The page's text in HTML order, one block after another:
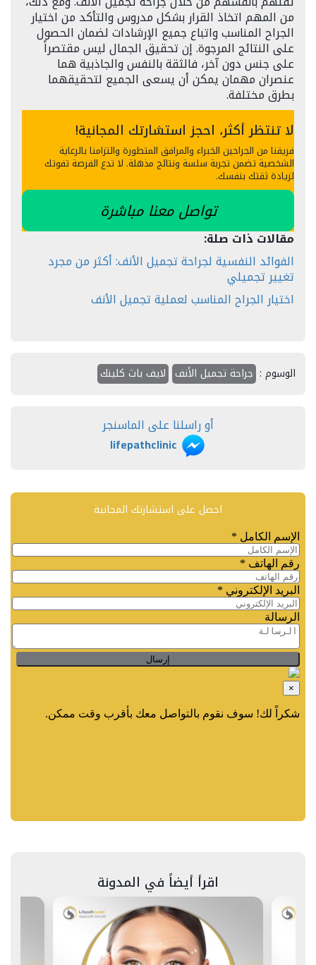
من المهم اتخاذ القرار بشكل مدروس والتأكد من اختيار
الجراح المناسب واتباع جميع الإرشادات لضمان الحصول
على النتائج المرجوة. إن تحقيق الجمال ليس مقتصراً
على جنس دون آخر، فالثقة بالنفس والجاذبية هما
عنصران مهمان يمكن أن يسعى الجميع لتحقيقهما
بطرق مختلفة.
لا تنتظر أكثر، احجز استشارتك المجانية!
فريقنا من الجراحين الخبراء والمرافق المتطورة والتزامنا بالرعاية
الشخصية تضمن تجربة سلسة ونتائج مذهلة. لا تدع الفرصة تفوتك
لزيادة ثقتك بنفسك.
تواصل معنا مباشرة
مقالات ذات صلة:
الفوائد النفسية لجراحة تجميل الأنف: أكثر من مجرد
تغيير تجميلي
اختيار الجراح المناسب لعملية تجميل الأنف
الوسوم : جراحة تجميل الأنف لايف باث كلينك
أو راسلنا على الماسنجر
lifepathclinic
احصل على استشارتك المجانية
اقرأ أيضاً في المدونة